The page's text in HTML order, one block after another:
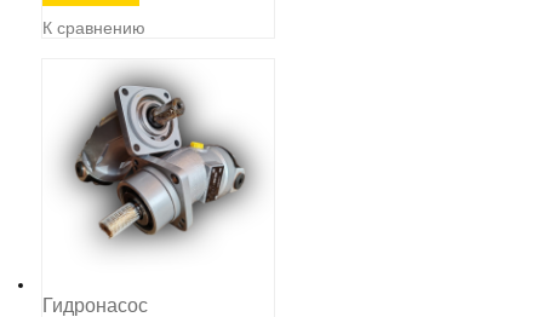
К сравнению
Гидронасос